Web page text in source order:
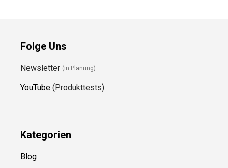
Folge Uns
Newsletter (in Planung)
YouTube (Produkttests)
Kategorien
Blog